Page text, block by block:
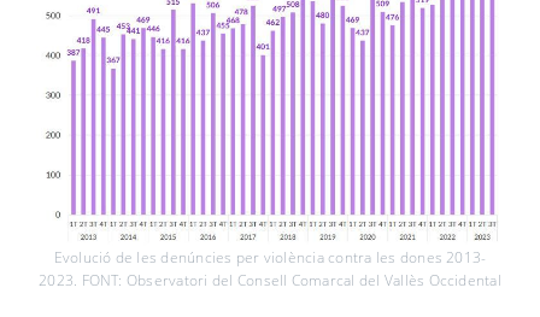
Evolució de les denúncies per violència contra les dones 2013-
2023. FONT: Observatori del Consell Comarcal del Vallès Occidental